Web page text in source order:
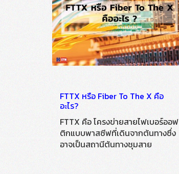
FTTX หรือ Fiber To The X คือ
อะไร?
FTTX คือ โครงข่ายสายไฟเบอร์ออฟ
ติกแบบพาสซีฟที่เดินจากต้นทางซึ่ง
อาจเป็นสถานีต้นทางชุมสาย